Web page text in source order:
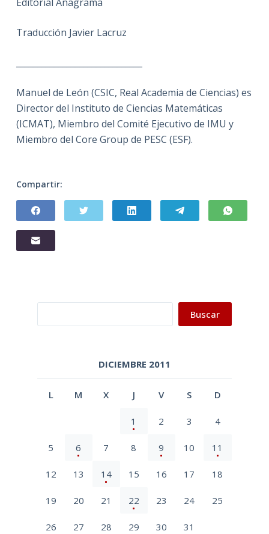
Traducción Javier Lacruz
Manuel de León (CSIC, Real Academia de Ciencias) es
Director del Instituto de Ciencias Matemáticas
(ICMAT), Miembro del Comité Ejecutivo de IMU y
Miembro del Core Group de PESC (ESF).
Compartir:
Buscar
DICIEMBRE 2011
L M X J V S D
1 2 3 4
5 6 7 8 9 10 11
12 13 14 15 16 17 18
19 20 21 22 23 24 25
26 27 28 29 30 31